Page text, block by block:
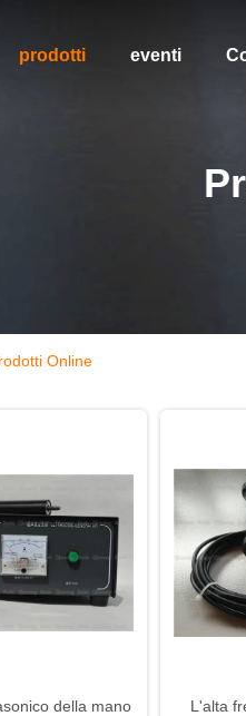
prodotti eventi
Online
della mano
L'alta